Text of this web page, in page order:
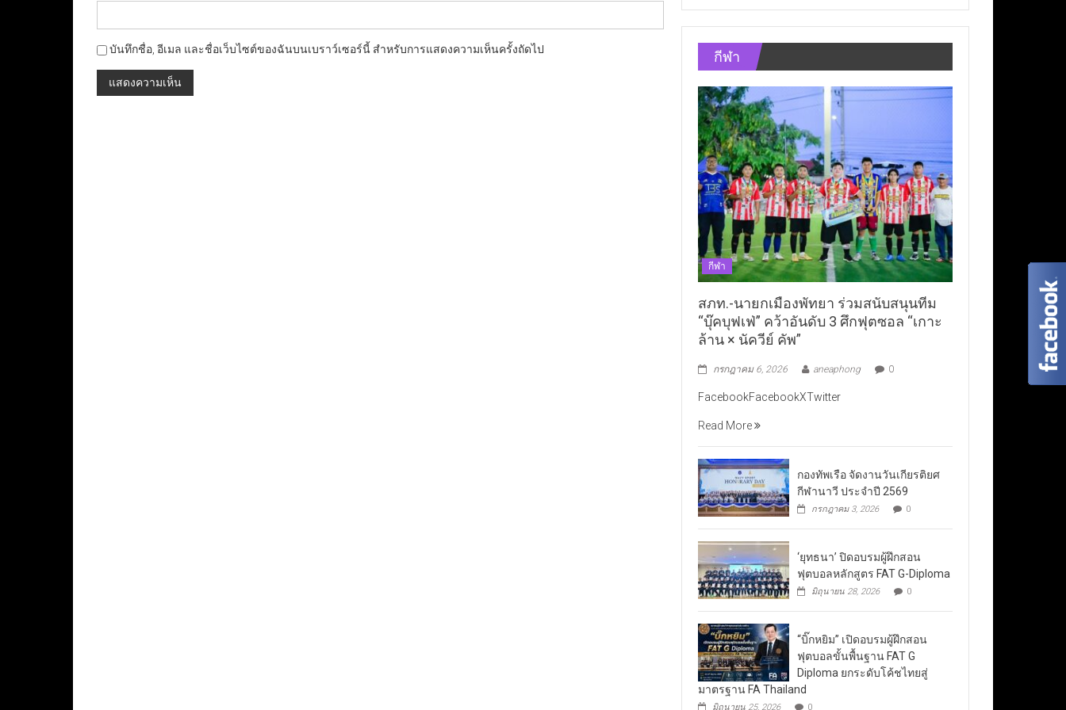
บันทึกชื่อ, อีเมล และชื่อเว็บไซต์ของฉันบนเบราว์เซอร์นี้ สำหรับการแสดงความเห็นครั้งถัดไป กีฬา
กีฬา
สภท.-นายกเมืองพัทยา ร่วมสนับสนุนทีม
“บุ๊คบุฟเฟ่” คว้าอันดับ 3 ศึกฟุตซอล “เกาะ
ล้าน × นัควีย์ คัพ”
กรกฎาคม 6, 2026 aneaphong 0
FacebookFacebookXTwitter
Read More
กองทัพเรือ จัดงานวันเกียรติยศ
กีฬานาวี ประจำปี 2569
กรกฎาคม 3, 2026 0
‘ยุทธนา’ ปิดอบรมผู้ฝึกสอน
ฟุตบอลหลักสูตร FAT G-Diploma
มิถุนายน 28, 2026 0
“บิ๊กหยิม” เปิดอบรมผู้ฝึกสอน
ฟุตบอลขั้นพื้นฐาน FAT G
Diploma ยกระดับโค้ชไทยสู่
มาตรฐาน FA Thailand
มิถุนายน 25, 2026 0